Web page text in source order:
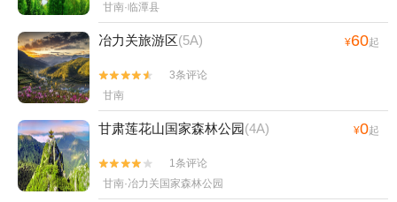
甘南·临潭县
冶力关旅游区(5A) ¥60起


3条评论
甘南
甘肃莲花山国家森林公园(4A) ¥0起


1条评论
甘南·冶力关国家森林公园